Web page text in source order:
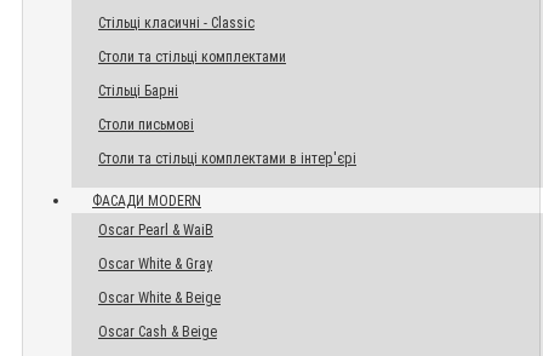
Стільці класичні - Classic
Столи та стільці комплектами
Стільці Барні
Столи письмові
Столи та стільці комплектами в інтер'єрі
ФАСАДИ MODERN
Oscar Pearl & WaiB
Oscar White & Gray
Oscar White & Beige
Oscar Cash & Beige